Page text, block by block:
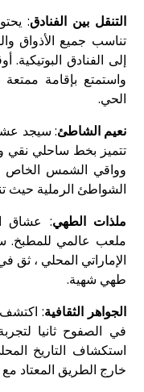
التنقل بين الفنادق:
تناسب جميع الأذواق
إلى الفنادق
واستمتع بإقامة
الحي.
نعيم الشاطئ
تتميز بخط ساحلي نقي
وواقي الشمس الخاص
الشواطئ الرملية حيث
ملذات الطهي: عشاق
ملعب عالمي للمطبخ.
الإماراتي المحلي ، ثق
طهي شهية.
الجواهر الثقافية: اكتشف
في الصفوح ثانيا
استكشاف التاريخ
خارج الطريق المعتاد